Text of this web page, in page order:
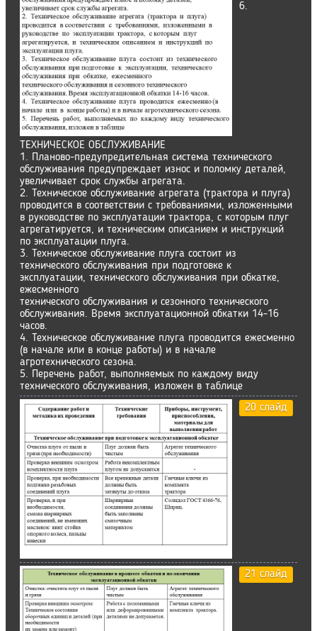
6.
ТЕХНИЧЕСКОЕ ОБСЛУЖИВАНИЕ
1. Планово-предупредительная система технического
обслуживания предупреждает износ и поломку деталей,
увеличивает срок службы агрегата.
2. Техническое обслуживание агрегата (трактора и плуга)
проводится в соответствии с требованиями, изложенными
в руководстве по эксплуатации трактора, с которым плуг
агрегатируется, и техническим описанием и инструкций
по эксплуатации плуга.
3. Техническое обслуживание плуга состоит из
технического обслуживания при подготовке к
эксплуатации, технического обслуживания при обкатке,
ежесменного
технического обслуживания и сезонного технического
обслуживания. Время эксплуатационной обкатки 14-16
часов.
4. Техническое обслуживание плуга проводится ежесменно
(в начале или в конце работы) и в начале
агротехнического сезона.
5. Перечень работ, выполняемых по каждому виду
технического обслуживания, изложен в таблице
20 слайд
21 слайд